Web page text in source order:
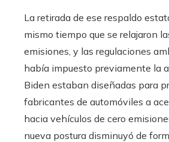
La retirada de ese respaldo
mismo tiempo que se relajaron
emisiones, y las regulaciones
había impuesto previamente la
Biden estaban diseñadas para
fabricantes de automóviles a
hacia vehículos de cero
nueva postura disminuyó de